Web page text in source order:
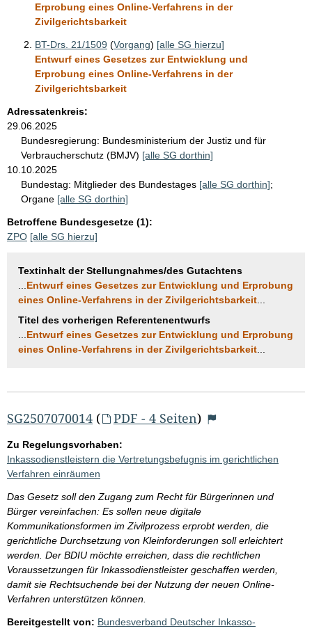
Erprobung eines Online-Verfahrens in der
Zivilgerichtsbarkeit
BT-Drs. 21/1509 (Vorgang) [alle SG hierzu]
Entwurf eines Gesetzes zur Entwicklung und
Erprobung eines Online-Verfahrens in der
Zivilgerichtsbarkeit
Adressatenkreis:
29.06.2025
Bundesregierung: Bundesministerium der Justiz und für
Verbraucherschutz (BMJV) [alle SG dorthin]
10.10.2025
Bundestag: Mitglieder des Bundestages [alle SG dorthin];
Organe [alle SG dorthin]
Betroffene Bundesgesetze (1):
ZPO [alle SG hierzu]
Textinhalt der Stellungnahmes/des Gutachtens
Entwurf eines Gesetzes zur Entwicklung und Erprobung
eines Online-Verfahrens in der Zivilgerichtsbarkeit
Titel des vorherigen Referentenentwurfs
Entwurf eines Gesetzes zur Entwicklung und Erprobung
eines Online-Verfahrens in der Zivilgerichtsbarkeit
SG2507070014 ( PDF - 4 Seiten)
Zu Regelungsvorhaben:
Inkassodienstleistern die Vertretungsbefugnis im gerichtlichen
Verfahren einräumen
Das Gesetz soll den Zugang zum Recht für Bürgerinnen und
Bürger vereinfachen: Es sollen neue digitale
Kommunikationsformen im Zivilprozess erprobt werden, die
gerichtliche Durchsetzung von Kleinforderungen soll erleichtert
werden. Der BDIU möchte erreichen, dass die rechtlichen
Voraussetzungen für Inkassodienstleister geschaffen werden,
damit sie Rechtsuchende bei der Nutzung der neuen Online-
Verfahren unterstützen können.
Bereitgestellt von: Bundesverband Deutscher Inkasso-